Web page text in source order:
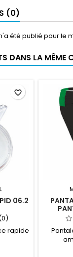
(0)
été publié pour le
DANS LA MÊME
06.2
rapide
favorite_border